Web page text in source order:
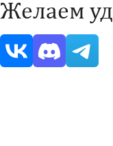
Желаем